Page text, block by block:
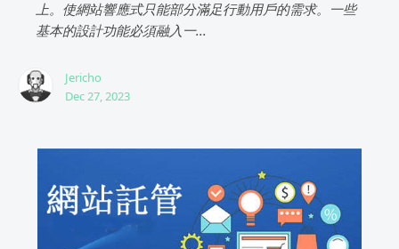
上。使網站響應式只能部分滿足行動用戶的需求。一些
基本的設計功能必須融入一...
Jericho
Dec 27, 2023